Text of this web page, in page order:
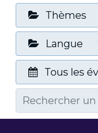
Thèmes
Langue
Tous les